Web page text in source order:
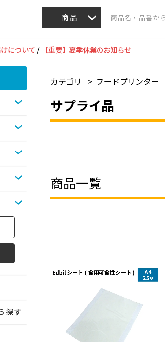
商品
について / 【重要】夏季休業のお知らせ
探す
カテゴリ > フードプリンター
サプライ品
商品一覧